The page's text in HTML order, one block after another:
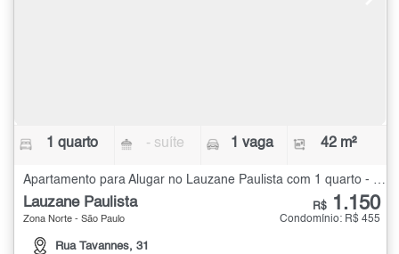
1 quarto - suíte 1 vaga 42 m²
Apartamento para Alugar no Lauzane Paulista com 1 quarto - 42 m²
Lauzane Paulista
Zona Norte - São Paulo
Rua Tavannes, 31
R$ 1.150
Condomínio: R$ 455